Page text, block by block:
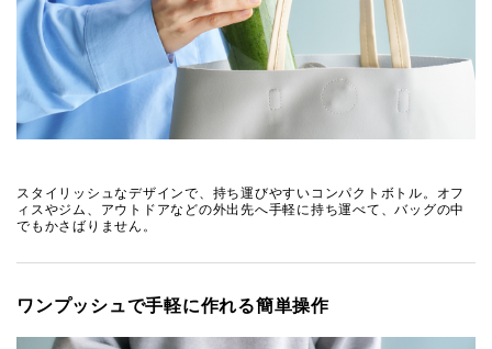
スタイリッシュなデザインで、持ち運びやすいコンパクトボトル。オフ
ィスやジム、アウトドアなどの外出先へ手軽に持ち運べて、バッグの中
でもかさばりません。
ワンプッシュで手軽に作れる簡単操作